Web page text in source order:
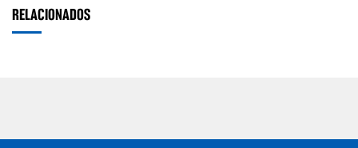
RELACIONADOS